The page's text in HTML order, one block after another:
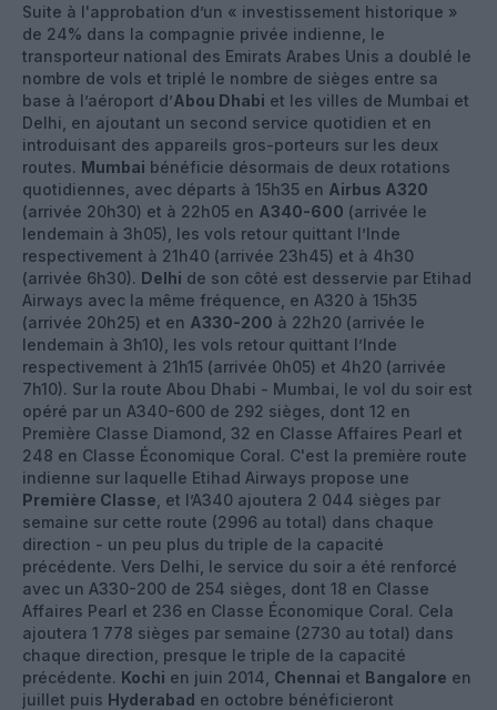
Suite à l'approbation d’un « investissement historique »
de 24% dans la compagnie privée indienne, le
transporteur national des Emirats Arabes Unis a doublé le
nombre de vols et triplé le nombre de sièges entre sa
base à l’aéroport d’Abou Dhabi et les villes de Mumbai et
Delhi, en ajoutant un second service quotidien et en
introduisant des appareils gros-porteurs sur les deux
routes. Mumbai bénéficie désormais de deux rotations
quotidiennes, avec départs à 15h35 en Airbus A320
(arrivée 20h30) et à 22h05 en A340-600 (arrivée le
lendemain à 3h05), les vols retour quittant l’Inde
respectivement à 21h40 (arrivée 23h45) et à 4h30
(arrivée 6h30). Delhi de son côté est desservie par Etihad
Airways avec la même fréquence, en A320 à 15h35
(arrivée 20h25) et en A330-200 à 22h20 (arrivée le
lendemain à 3h10), les vols retour quittant l’Inde
respectivement à 21h15 (arrivée 0h05) et 4h20 (arrivée
7h10). Sur la route Abou Dhabi - Mumbai, le vol du soir est
opéré par un A340-600 de 292 sièges, dont 12 en
Première Classe Diamond, 32 en Classe Affaires Pearl et
248 en Classe Économique Coral. C'est la première route
indienne sur laquelle Etihad Airways propose une
Première Classe , et l’A340 ajoutera 2 044 sièges par
semaine sur cette route (2996 au total) dans chaque
direction - un peu plus du triple de la capacité
précédente. Vers Delhi, le service du soir a été renforcé
avec un A330-200 de 254 sièges, dont 18 en Classe
Affaires Pearl et 236 en Classe Économique Coral. Cela
ajoutera 1 778 sièges par semaine (2730 au total) dans
chaque direction, presque le triple de la capacité
précédente. Kochi en juin 2014, Chennai et Bangalore en
juillet puis Hyderabad en octobre bénéficieront